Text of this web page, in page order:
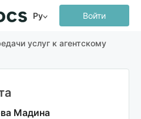
Ру Войти
услуг к агентскому
Мадина